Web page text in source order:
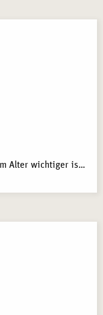
Longevity: Warum Ihre Einstellung zum Alter wichtiger ist als Ihre Gene